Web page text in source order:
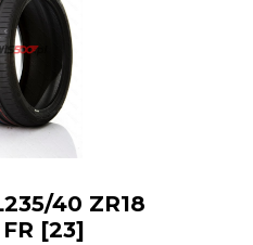
40 ZR18
[23]